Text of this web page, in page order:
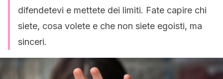
difendetevi e mettete dei limiti. Fate capire chi
siete, cosa volete e che non siete egoisti, ma
sinceri.